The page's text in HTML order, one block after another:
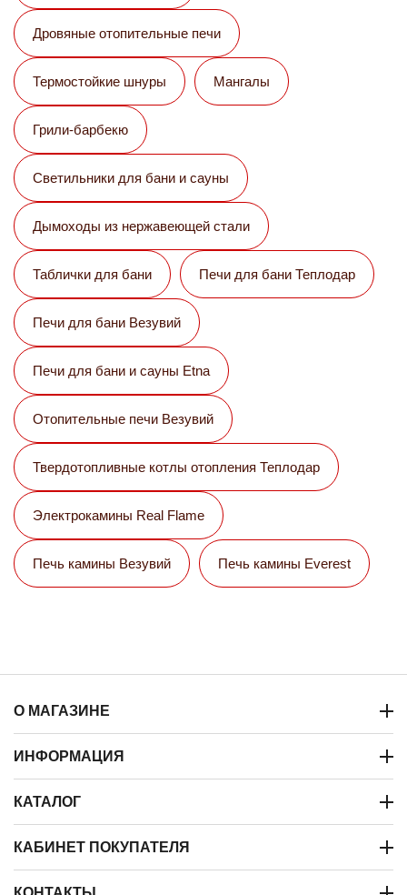
Дровяные отопительные печи
Термостойкие шнуры Мангалы
Грили-барбекю
Светильники для бани и сауны
Дымоходы из нержавеющей стали
Таблички для бани Печи для бани Теплодар
Печи для бани Везувий
Печи для бани и сауны Etna
Отопительные печи Везувий
Твердотопливные котлы отопления Теплодар
Электрокамины Real Flame
Печь камины Везувий Печь камины Everest
О МАГАЗИНЕ
ИНФОРМАЦИЯ
КАТАЛОГ
КАБИНЕТ ПОКУПАТЕЛЯ